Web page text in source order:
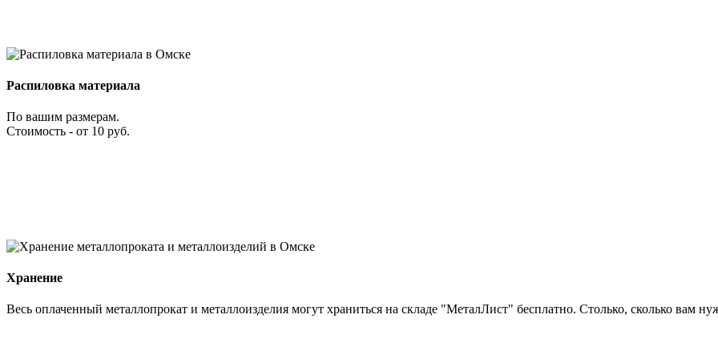
Распиловка материала
По вашим размерам.
Стоимость - от 10 руб.
Хранение
Весь оплаченный металлопрокат и металлоизделия могут храниться на складе "МеталЛист" бесплатно. Столько, сколько вам